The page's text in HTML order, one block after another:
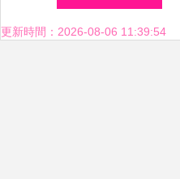
更新時間：2026-08-06 11:39:54